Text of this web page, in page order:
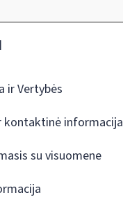
ir Vertybės
kontaktinė informacija
su visuomene